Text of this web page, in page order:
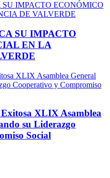
SU IMPACTO
EN LA
XLIX Asamblea
su Liderazgo
Social